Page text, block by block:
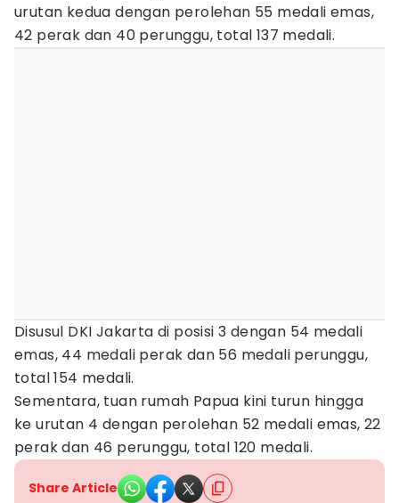
urutan kedua dengan perolehan 55 medali emas,
42 perak dan 40 perunggu, total 137 medali.
Disusul DKI Jakarta di posisi 3 dengan 54 medali
emas, 44 medali perak dan 56 medali perunggu,
total 154 medali.
Sementara, tuan rumah Papua kini turun hingga
ke urutan 4 dengan perolehan 52 medali emas, 22
perak dan 46 perunggu, total 120 medali.
Share Article